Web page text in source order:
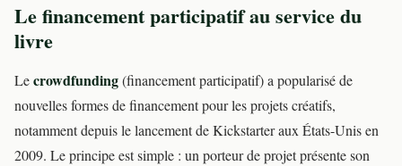
Le financement participatif au service du
livre
Lecrowdfunding(financement participatif) a popularisé de
nouvelles formes de financement pour les projets créatifs,
notamment depuis le lancement de Kickstarter aux États-Unis en
2009. Le principe est simple : un porteur de projet présente son